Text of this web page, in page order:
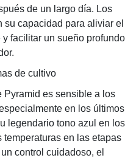
de un largo día. Los
su capacidad para aliviar el
facilitar un sueño profundo
de cultivo
Pyramid es sensible a los
en los últimos
legendario tono azul en los
en las etapas
control cuidadoso, el